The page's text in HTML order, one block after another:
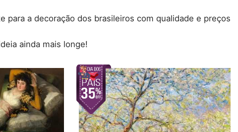
a decoração dos brasileiros com qualidade e preços
ainda mais longe!